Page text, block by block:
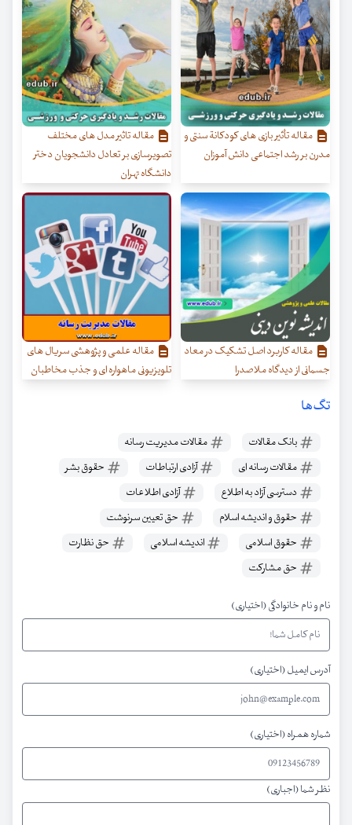
مقاله تأثیر بازی های کودکانة سنتی و
مدرن بر رشد اجتماعی دانش آموزان
مقاله تاثیر مدل های مختلف
تصویرسازی بر تعادل دانشجویان دختر
دانشگاه تهران
مقاله کاربرد اصل تشکیک در معاد
جسمانی از دیدگاه ملاصدرا
مقاله علمی و پژوهشی سریال های
تلویزیونی ماهواره ای و جذب مخاطبان
تگ‌ها
بانک مقالات
مقالات مدیریت رسانه
مقالات رسانه ای
آزادی ارتباطات
حقوق بشر
دسترسی آزاد به اطلاع
آزادی اطلاعات
حقوق و اندیشه اسلام
حق تعیین سرنوشت
حقوق اسلامی
اندیشه اسلامی
حق نظارت
حق مشارکت
نام و نام خانوادگی (اختیاری)
آدرس ایمیل (اختیاری)
شماره همراه (اختیاری)
نظر شما (اجباری)